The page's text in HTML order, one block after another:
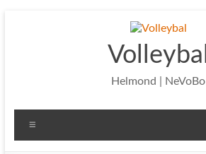
Volleybal
Helmond | NeVoBo